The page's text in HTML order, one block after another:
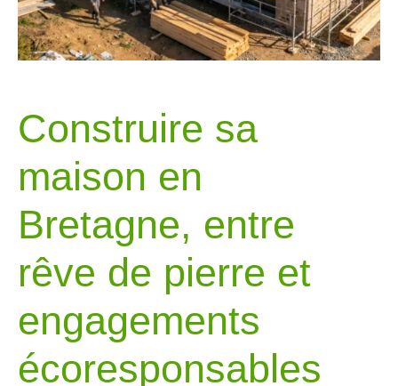
Construire sa
maison en
Bretagne, entre
rêve de pierre et
engagements
écoresponsables